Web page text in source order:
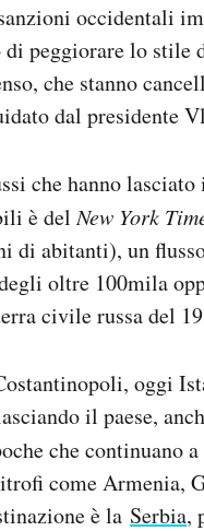
occidentali
di peggiorare lo
che stanno
dal presidente
che hanno
è delNew York
di abitanti), un
oltre 100mila
civile russa del
oggi
il paese,
che continuano
come Armenia,
è la Serbia,